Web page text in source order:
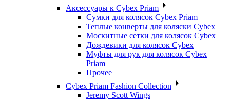
Аксессуары к Cybex Priam
Сумки для колясок Cybex Priam
Теплые конверты для коляски Cybex
Москитные сетки для колясок Cybex
Дождевики для колясок Cybex
Муфты для рук для колясок Cybex
Priam
Прочее
Cybex Priam Fashion Collection
Jeremy Scott Wings